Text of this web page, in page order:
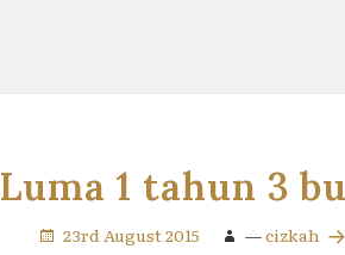
Luma 1 tahun 3
23rd August 2015 —cizkah